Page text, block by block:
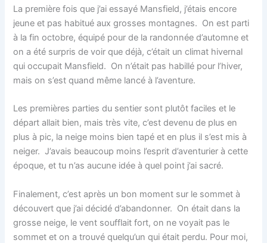
La première fois que j’ai essayé Mansfield, j’étais encore
jeune et pas habitué aux grosses montagnes. On est parti
à la fin octobre, équipé pour de la randonnée d’automne et
on a été surpris de voir que déjà, c’était un climat hivernal
qui occupait Mansfield. On n’était pas habillé pour l’hiver,
mais on s’est quand même lancé à l’aventure.
Les premières parties du sentier sont plutôt faciles et le
départ allait bien, mais très vite, c’est devenu de plus en
plus à pic, la neige moins bien tapé et en plus il s’est mis à
neiger. J’avais beaucoup moins l’esprit d’aventurier à cette
époque, et tu n’as aucune idée à quel point j’ai sacré.
Finalement, c’est après un bon moment sur le sommet à
découvert que j’ai décidé d’abandonner. On était dans la
grosse neige, le vent soufflait fort, on ne voyait pas le
sommet et on a trouvé quelqu’un qui était perdu. Pour moi,